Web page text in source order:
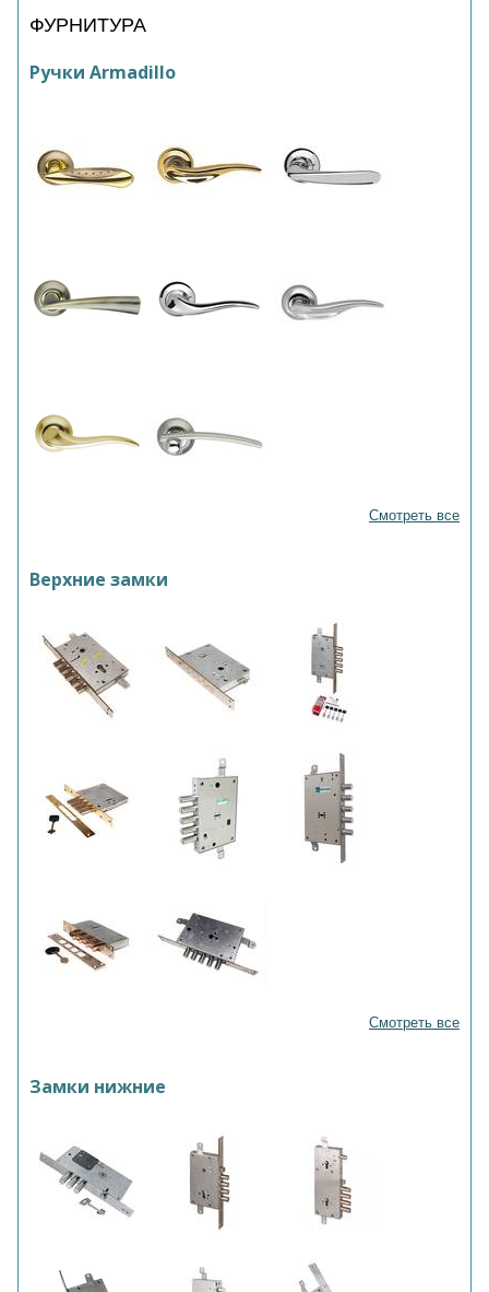
ФУРНИТУРА
Ручки Armadillo
Смотреть все
Верхние замки
Смотреть все
Замки нижние